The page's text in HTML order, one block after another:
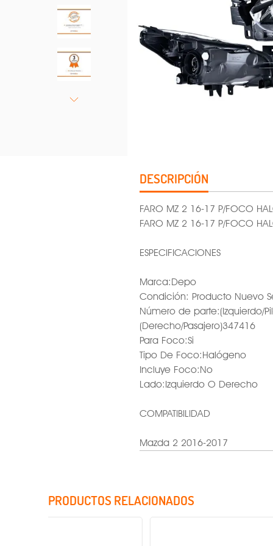
DESCRIPCIÓN
FARO MZ 2 16-17 P/FOCO
FARO MZ 2 16-17 P/FOCO
ESPECIFICACIONES
Marca:Depo
Condición: Producto Nuevo
Número de parte:(Izquierdo/
(Derecho/Pasajero)347416
Para Foco:Si
Tipo De Foco:Halógeno
Incluye Foco:No
Lado:Izquierdo O Derecho
COMPATIBILIDAD
Mazda 2 2016-2017
PRODUCTOS RELACIONADOS